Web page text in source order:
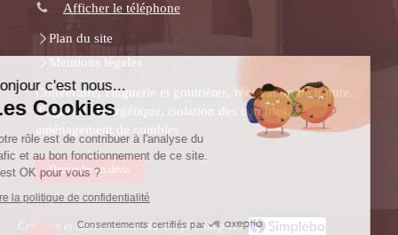
Afficher le téléphone
Plan du site
Mentions légales
Couverture, zinguerie et gouttières, rénovation de toiture,
diagnostic énergétique, isolation des combles,
aménagement de combles
Demander un devis
Création et référencement du site par Simplébo
Continuer sans accepter
Bonjour c'est nous...
Les Cookies
Notre rôle est de contribuer à l'analyse du
trafic et au bon fonctionnement de ce site.
C'est OK pour vous ?
Lire la politique de confidentialité
Consentements certifiés par